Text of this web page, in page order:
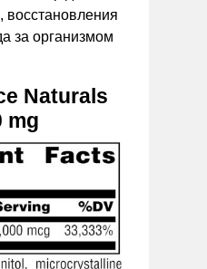
восстановления
за организмом
Naturals
mg